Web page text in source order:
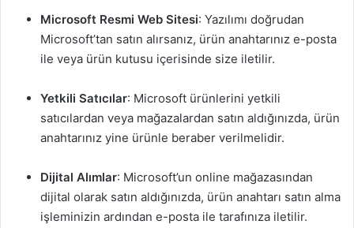
Microsoft Resmi Web Sitesi: Yazılımı doğrudan
Microsoft’tan satın alırsanız, ürün anahtarınız e-posta
ile veya ürün kutusu içerisinde size iletilir.
Yetkili Satıcılar: Microsoft ürünlerini yetkili
satıcılardan veya mağazalardan satın aldığınızda, ürün
anahtarınız yine ürünle beraber verilmelidir.
Dijital Alımlar: Microsoft’un online mağazasından
dijital olarak satın aldığınızda, ürün anahtarı satın alma
işleminizin ardından e-posta ile tarafınıza iletilir.